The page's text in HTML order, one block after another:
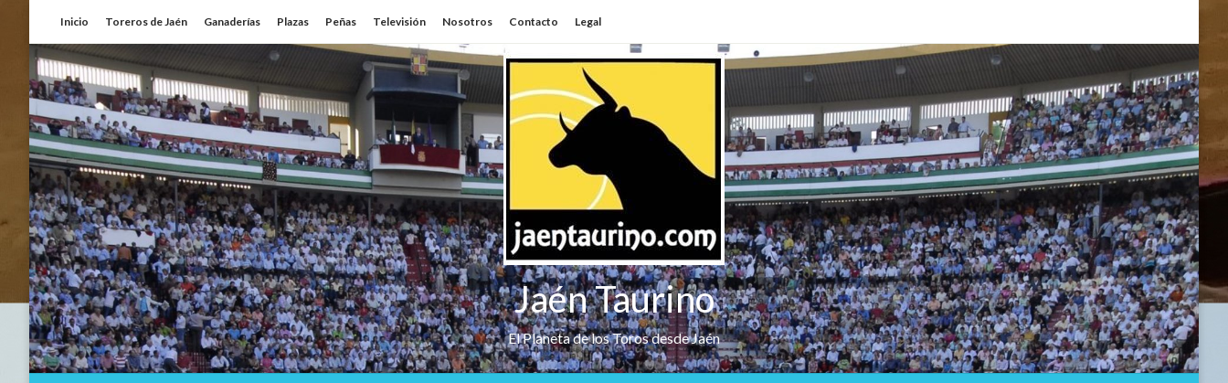
contenido
Inicio Toreros de Jaén Ganaderías Plazas Peñas Televisión Nosotros Contacto Legal
Jaén Taurino
El Planeta de los Toros desde Jaén